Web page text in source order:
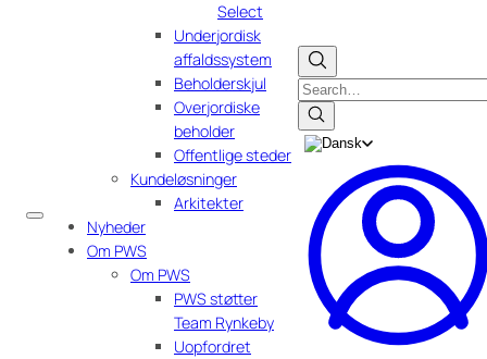
Select
Underjordisk
affaldssystem
Beholderskjul
Overjordiske
beholder
Offentlige steder
Kundeløsninger
Arkitekter
Nyheder
Om PWS
Om PWS
PWS støtter
Team Rynkeby
Uopfordret
Search